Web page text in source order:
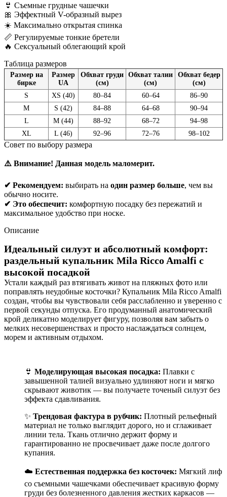
👙 Съемные грудные чашечки
🎀 Эффектный V-образный вырез
☀️ Максимально открытая спинка
📏 Регулируемые тонкие бретели
🔥 Сексуальный облегающий крой
Таблица размеров
Размер на
бирке
Размер
UA
Обхват груди
(см)
Обхват талии
(см)
Обхват бедер
(см)
S
XS (40) 80–84 60–64
86–90
M
S (42) 84–88 64–68
90–94
L
M (44) 88–92 68–72
94–98
XL
L (46) 92–96 72–76 98–102
Совет по выбору размера
⚠️ Внимание! Данная модель маломерит.
✔ Рекомендуем: выбирать на один размер больше, чем вы
обычно носите.
✔ Это обеспечит: комфортную посадку без пережатий и
максимальное удобство при носке.
Описание
Идеальный силуэт и абсолютный комфорт:
раздельный купальник Mila Ricco Amalfi с
высокой посадкой
Устали каждый раз втягивать живот на пляжных фото или
поправлять неудобные косточки? Купальник Mila Ricco Amalfi
создан, чтобы вы чувствовали себя расслабленно и уверенно с
первой секунды отпуска. Его продуманный анатомический
крой деликатно моделирует фигуру, позволяя вам забыть о
мелких несовершенствах и просто наслаждаться солнцем,
морем и активным отдыхом.
👙 Моделирующая высокая посадка: Плавки с
завышенной талией визуально удлиняют ноги и мягко
скрывают животик — вы получаете точеный силуэт без
эффекта сдавливания.
✨ Трендовая фактура в рубчик: Плотный рельефный
материал не только выглядит дорого, но и сглаживает
линии тела. Ткань отлично держит форму и
гарантированно не просвечивает даже после долгого
купания.
☁️ Естественная поддержка без косточек: Мягкий лиф
со съемными чашечками обеспечивает красивую форму
груди без болезненного давления жестких каркасов —